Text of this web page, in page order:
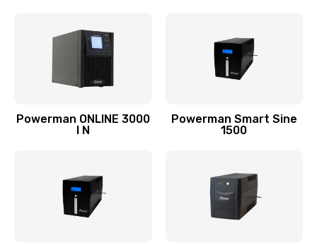
Powerman ONLINE 3000
I N
Powerman Smart Sine
1500